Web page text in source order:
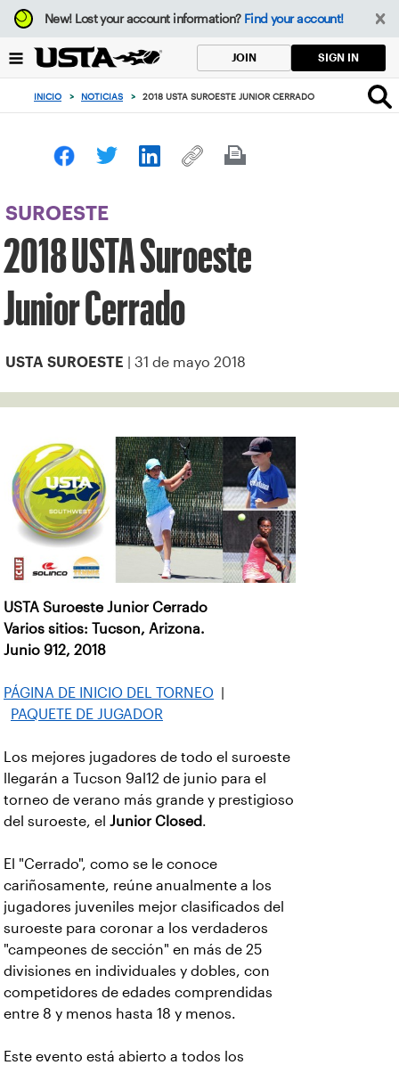
Enfoque
desde
botón
volver
principio
New!Lost your account information? Find your account!
JOIN SIGN IN
INICIO > NOTICIAS > 2018 USTA SUROESTE JUNIOR CERRADO
SUROESTE
2018 USTA Suroeste
Junior Cerrado
USTA SUROESTE | 31 de mayo 2018
USTA Suroeste Junior Cerrado
Varios sitios: Tucson, Arizona.
Junio 912, 2018
PÁGINA DE INICIO DEL TORNEO
PAQUETE DE JUGADOR
Los mejores jugadores de todo el suroeste
llegarán a Tucson 9al12 de junio para el
torneo de verano más grande y prestigioso
del suroeste, el Junior Closed.
El "Cerrado", como se le conoce
cariñosamente, reúne anualmente a los
jugadores juveniles mejor clasificados del
suroeste para coronar a los verdaderos
"campeones de sección" en más de 25
divisiones en individuales y dobles, con
competidores de edades comprendidas
entre 8 y menos hasta 18 y menos.
Este evento está abierto a todos los